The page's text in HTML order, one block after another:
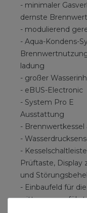
- minimaler
dernste
- modulierend
- Aqua-Kondens-
ladung
- großer
- eBUS-Electronic
- System Pro E
Ausstattung
- Brennwertkessel
-
-
Prüftaste, Display
und
- Einbaufeld für